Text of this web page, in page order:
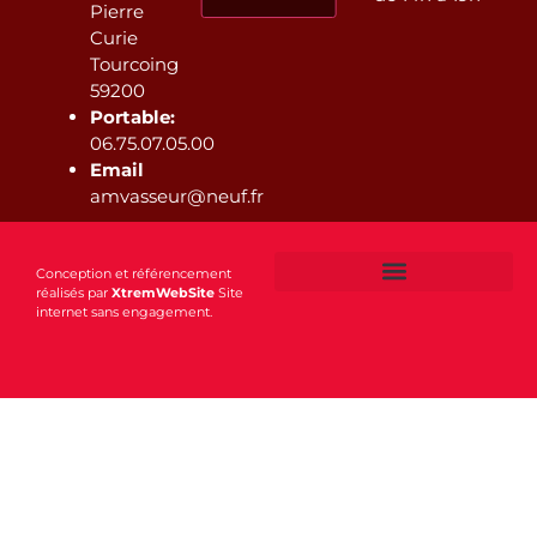
Pierre
Curie
Tourcoing
59200
Portable:
06.75.07.05.00
Email
amvasseur@neuf.fr
Conception et référencement
réalisés par XtremWebSite Site
internet sans engagement.